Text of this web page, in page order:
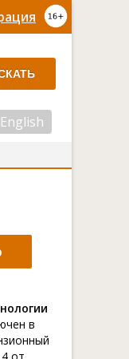
English
в